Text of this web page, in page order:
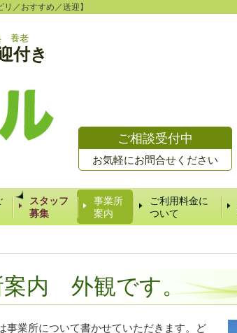
／おすすめ／送迎】
養老
付き
ご相談受付中
お気軽にお問合せください
スタッフ
募集
事業所
案内
ご利用料金に
ついて
案内 外観です。
事業所について書かせていただきます。ど